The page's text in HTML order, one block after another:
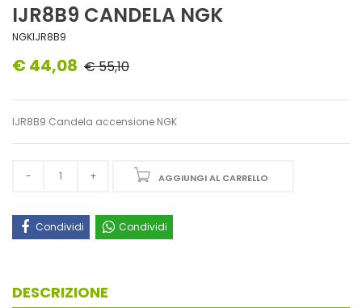
IJR8B9 CANDELA NGK
NGKIJR8B9
€ 44,08 € 55,10
IJR8B9 Candela accensione NGK
AGGIUNGI AL CARRELLO
Condividi Condividi
DESCRIZIONE